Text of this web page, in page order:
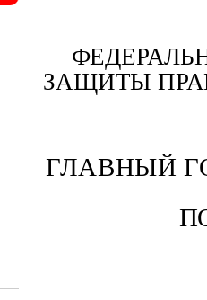
ЗАЩИТЫ
ГЛАВНЫЙ